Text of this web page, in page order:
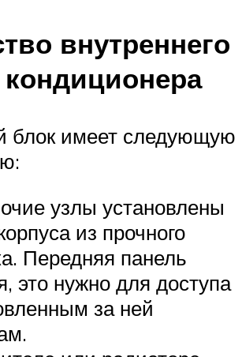
внутреннего
блок имеет следующую
узлы установлены
из прочного
Передняя панель
это нужно для доступа
за ней